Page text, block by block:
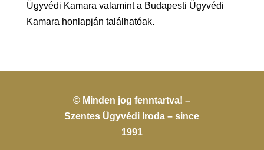
Ügyvédi Kamara valamint a Budapesti Ügyvédi
Kamara honlapján találhatóak.
© Minden jog fenntartva! –
Szentes Ügyvédi Iroda – since
1991